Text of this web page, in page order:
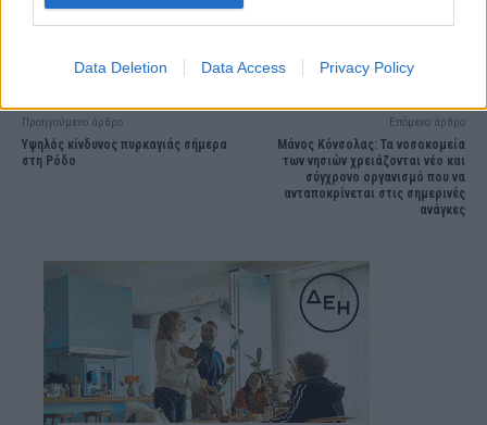
Data Deletion Data Access Privacy Policy
Προηγούμενο άρθρο
Υψηλός κίνδυνος πυρκαγιάς σήμερα
στη Ρόδο
Επόμενο άρθρο
Μάνος Κόνσολας: Τα νοσοκομεία
των νησιών χρειάζονται νέο και
σύγχρονο οργανισμό που να
ανταποκρίνεται στις σημερινές
ανάγκες